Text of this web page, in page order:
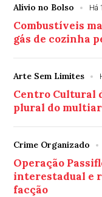
Alívio no Bolso Há
Combustíveis
gás de cozinha
Arte Sem Limites
Centro Cultural
plural do
Crime Organizado
Operação
interestadual e
facção